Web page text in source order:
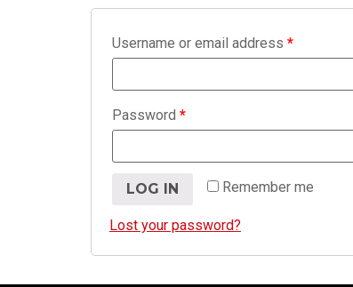
Username or email address *
Password *
Remember me
LOG IN
Lost your password?